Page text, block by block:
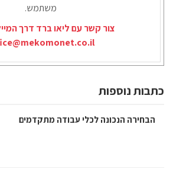
משתמש.
צור קשר עם ליאו ברד דרך
כתבות נוספות
הבחירה הנכונה לכלי עבודה מתקדמים